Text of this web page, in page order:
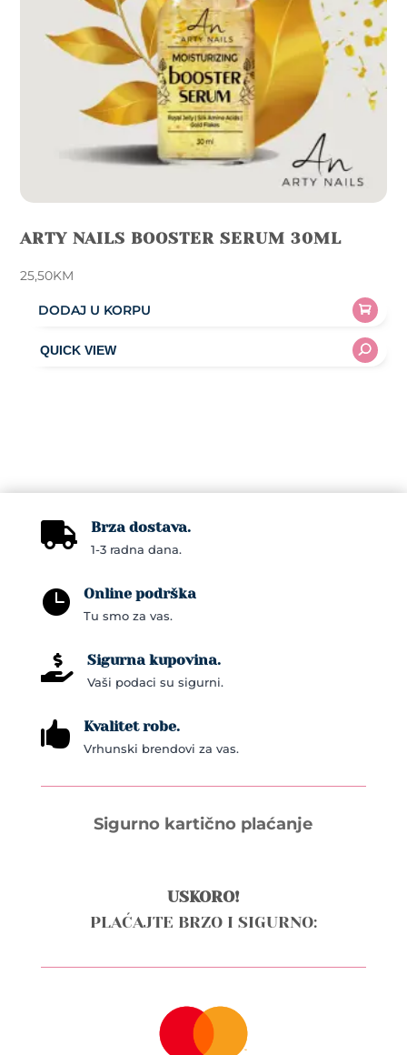
ARTY NAILS BOOSTER SERUM 30ML
25,50KM
DODAJ U KORPU
 Brza dostava.
1-3 radna dana.
 Online podrška
Tu smo za vas.
 Sigurna kupovina.
Vaši podaci su sigurni.
 Kvalitet robe.
Vrhunski brendovi za vas.
Sigurno kartično plaćanje
USKORO!
PLAĆAJTE BRZO I SIGURNO: